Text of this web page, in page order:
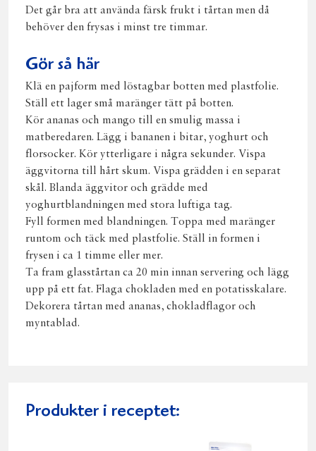
Det går bra att använda färsk frukt i tårtan men då
behöver den frysas i minst tre timmar.
Gör så här
Klä en pajform med löstagbar botten med plastfolie.
Ställ ett lager små maränger tätt på botten.
Kör ananas och mango till en smulig massa i
matberedaren. Lägg i bananen i bitar, yoghurt och
florsocker. Kör ytterligare i några sekunder. Vispa
äggvitorna till hårt skum. Vispa grädden i en separat
skål. Blanda äggvitor och grädde med
yoghurtblandningen med stora luftiga tag.
Fyll formen med blandningen. Toppa med maränger
runtom och täck med plastfolie. Ställ in formen i
frysen i ca 1 timme eller mer.
Ta fram glasstårtan ca 20 min innan servering och lägg
upp på ett fat. Flaga chokladen med en potatisskalare.
Dekorera tårtan med ananas, chokladflagor och
myntablad.
Produkter i receptet: